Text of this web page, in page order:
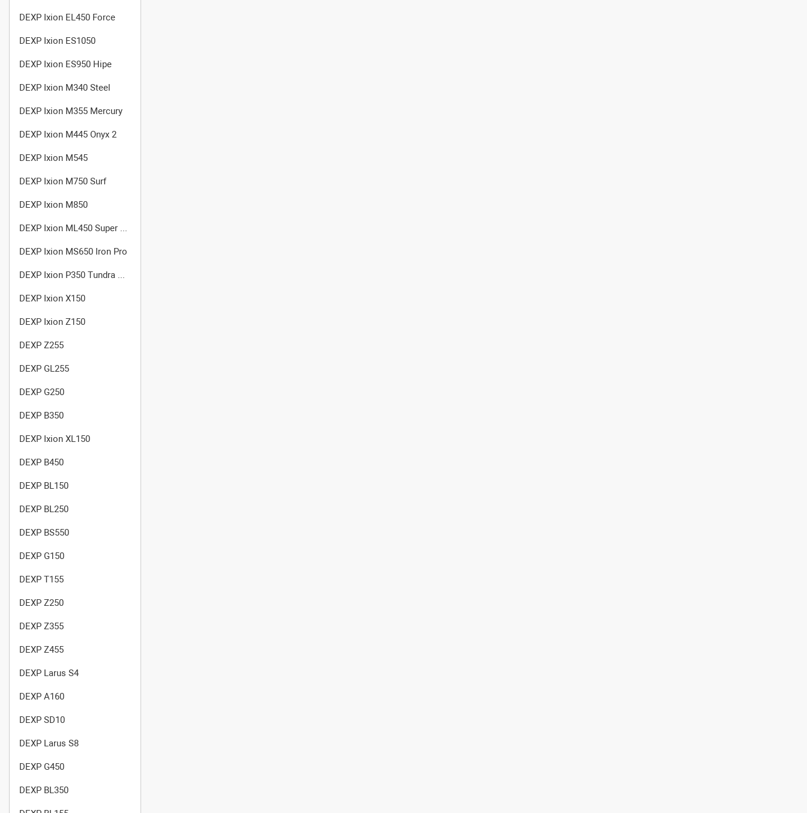
DEXP Ixion EL450 Force
DEXP Ixion ES1050
DEXP Ixion ES950 Hipe
DEXP Ixion M340 Steel
DEXP Ixion M355 Mercury
DEXP Ixion M445 Onyx 2
DEXP Ixion M545
DEXP Ixion M750 Surf
DEXP Ixion M850
DEXP Ixion ML450 Super Force
DEXP Ixion MS650 Iron Pro
DEXP Ixion P350 Tundra Rev.2
DEXP Ixion X150
DEXP Ixion Z150
DEXP Z255
DEXP GL255
DEXP G250
DEXP B350
DEXP Ixion XL150
DEXP B450
DEXP BL150
DEXP BL250
DEXP BS550
DEXP G150
DEXP T155
DEXP Z250
DEXP Z355
DEXP Z455
DEXP Larus S4
DEXP A160
DEXP SD10
DEXP Larus S8
DEXP G450
DEXP BL350